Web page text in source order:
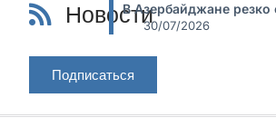
НовостиВ Азербайджане
30/07/2026
Подписаться